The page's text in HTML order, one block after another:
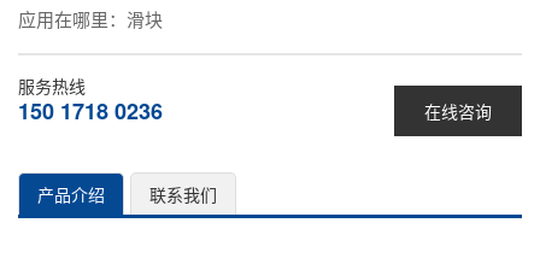
应用在哪里：滑块
在线咨询
服务热线
150 1718 0236
产品介绍 联系我们